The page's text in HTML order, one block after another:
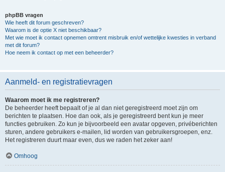
phpBB vragen
Wie heeft dit forum geschreven?
Waarom is de optie X niet beschikbaar?
Met wie moet ik contact opnemen omtrent misbruik en/of wettelijke kwesties in verband
met dit forum?
Hoe neem ik contact op met een beheerder?
Aanmeld- en registratievragen
Waarom moet ik me registreren?
De beheerder heeft bepaalt of je al dan niet geregistreerd moet zijn om
berichten te plaatsen. Hoe dan ook, als je geregistreerd bent kun je meer
functies gebruiken. Zo kun je bijvoorbeeld een avatar opgeven, privéberichten
sturen, andere gebruikers e-mailen, lid worden van gebruikersgroepen, enz.
Het registreren duurt maar even, dus we raden het zeker aan!
Omhoog